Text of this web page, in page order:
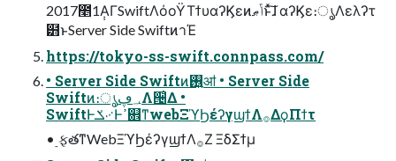
2017೥1݄ΑΓSwiftΛόοΫΤϯυαʔϏεͷݴޠͱͯ͠ɺ αʔϏε։ൃΛελʔτ
๻ͱServer Side SwiftͷาΈ
https://tokyo-ss-swift.connpass.com/
• Server Side Swiftͷ࢖͍ॴ • Server Side
Swiftͷ։ൃ؀ڥΛ੔͑Δ •
SwiftͰݎ࿚Ͱߴ଎ͳwebΞϓϦέʔγϣϯΛ࡞ΔϙΠϯτ
• ࣮ફతͳWebΞϓϦέʔγϣϯΛ࡞Ζ͏ ΞδΣϯμ